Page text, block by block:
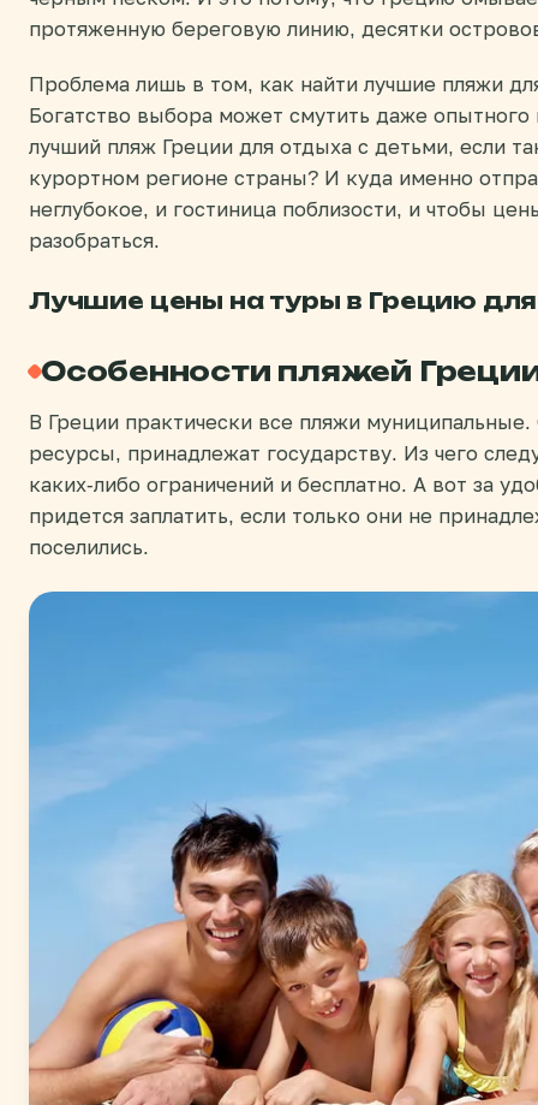
протяженную береговую линию, десятки
Проблема лишь в том, как найти лучшие пляжи
Богатство выбора может смутить даже
лучший пляж Греции для отдыха с детьми, если
курортном регионе страны? И куда именно
неглубокое, и гостиница поблизости, и чтобы
разобраться.
Лучшие цены на туры в Грецию
Особенности пляжей
В Греции практически все пляжи
ресурсы, принадлежат государству. Из чего
каких-либо ограничений и бесплатно. А вот за
придется заплатить, если только они не
поселились.